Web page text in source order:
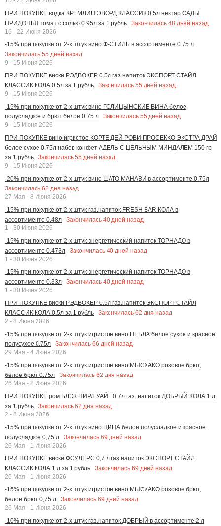
ПРИ ПОКУПКЕ водка КРЕМЛИН ЭВОРД КЛАССИК 0.5л нектар САДЫ
ПРИДОНЬЯ томат с солью 0.95л за 1 рубль
Закончилась 48 дней назад
16 - 22 Июня 2026
-15% при покупке от 2-х штук вино Ф-СТИЛЬ в ассортименте 0.75 л
Закончилась 55 дней назад
9 - 15 Июня 2026
ПРИ ПОКУПКЕ виски РЭДВОКЕР 0.5л газ.напиток ЭКСПОРТ СТАЙЛ
КЛАССИК КОЛА 0.5л за 1 рубль
Закончилась 55 дней назад
9 - 15 Июня 2026
-15% при покупке от 2-х штук вино ГОЛИЦЫНСКИЕ ВИНА белое
полусладкое и брют белое 0.75 л
Закончилась 55 дней назад
9 - 15 Июня 2026
ПРИ ПОКУПКЕ вино игристое КОРТЕ ДЕЙ РОВИ ПРОСЕККО ЭКСТРА ДРАЙ
белое сухое 0.75л набор конфет АДЕЛЬ С ЦЕЛЬНЫМ МИНДАЛЕМ 150 гр
за 1 рубль
Закончилась 55 дней назад
9 - 15 Июня 2026
-20% при покупке от 2-х штук вино ШАТО МАНАВИ в ассортименте 0.75л
Закончилась 62 дня назад
27 Мая - 8 Июня 2026
-15% при покупке от 2-х штук газ.напиток FRESH BAR КОЛА в
ассортименте 0.48л
Закончилась 40 дней назад
1 - 30 Июня 2026
-15% при покупке от 2-х штук энергетический напиток ТОРНАДО в
ассортименте 0.473л
Закончилась 40 дней назад
1 - 30 Июня 2026
-15% при покупке от 2-х штук энергетический напиток ТОРНАДО в
ассортименте 0.33л
Закончилась 40 дней назад
1 - 30 Июня 2026
ПРИ ПОКУПКЕ виски РЭДВОКЕР 0.5л газ.напиток ЭКСПОРТ СТАЙЛ
КЛАССИК КОЛА 0.5л за 1 рубль
Закончилась 62 дня назад
2 - 8 Июня 2026
-15% при покупке от 2-х штук игристое вино НЕБЛА белое сухое и красное
полусухое 0.75л
Закончилась 66 дней назад
29 Мая - 4 Июня 2026
-15% при покупке от 2-х штук игристое вино МЫСХАКО розовое брют,
белое брют 0.75л
Закончилась 62 дня назад
26 Мая - 8 Июня 2026
ПРИ ПОКУПКЕ ром БЛЭК ПИРЛ УАЙТ 0.7л газ. напиток ДОБРЫЙ КОЛА 1 л
за 1 рубль
Закончилась 62 дня назад
2 - 8 Июня 2026
-15% при покупке от 2-х штук вино ЦИЦА белое полусладкое и красное
полусладкое 0,75 л
Закончилась 69 дней назад
26 Мая - 1 Июня 2026
ПРИ ПОКУПКЕ виски ФОУЛЕРС 0,7 л газ.напиток ЭКСПОРТ СТАЙЛ
КЛАССИК КОЛА 1 л за 1 рубль
Закончилась 69 дней назад
26 Мая - 1 Июня 2026
-15% при покупке от 2-х штук игристое вино МЫСХАКО розовое брют,
белое брют 0,75 л
Закончилась 69 дней назад
26 Мая - 1 Июня 2026
-10% при покупке от 2-х штук газ.напиток ДОБРЫЙ в ассортименте 2 л